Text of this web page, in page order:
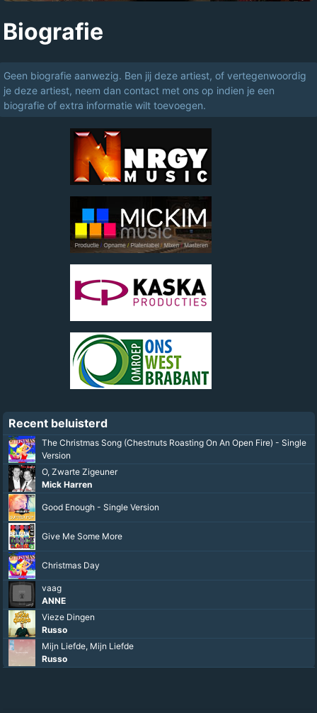
Biografie
Geen biografie aanwezig. Ben jij deze artiest, of vertegenwoordig
je deze artiest, neem dan contact met ons op indien je een
biografie of extra informatie wilt toevoegen.
Recent beluisterd
The Christmas Song (Chestnuts Roasting On An Open Fire) - Single
Version
O, Zwarte Zigeuner
Mick Harren
Good Enough - Single Version
Give Me Some More
Christmas Day
vaag
ANNE
Vieze Dingen
Russo
Mijn Liefde, Mijn Liefde
Russo